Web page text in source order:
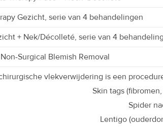
Gezicht, serie van 4 behandelingen
+ Nek/Décolleté, serie van 4
Non-Surgical Blemish Removal
vlekverwijdering is een
Skin tags
Spider
Lentigo